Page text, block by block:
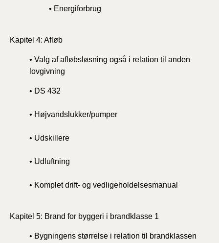
• Energiforbrug
Kapitel 4: Afløb
• Valg af afløbsløsning også i relation til anden
lovgivning
• DS 432
• Højvandslukker/pumper
• Udskillere
• Udluftning
• Komplet drift- og vedligeholdelsesmanual
Kapitel 5: Brand for byggeri i brandklasse 1
• Bygningens størrelse i relation til brandklassen